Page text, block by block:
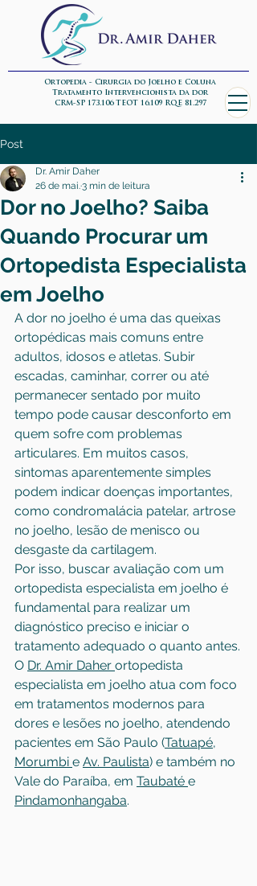
Ortopedia - Cirurgia do Joelho e Coluna
Tratamento Intervencionista da dor
CRM-SP 173.106 TEOT 16.109 RQE 81.297
Post
Dor no Joelho? Saiba
Quando Procurar um
Ortopedista Especialista
em Joelho
Dr. Amir Daher
26 de mai.3 min de leitura
A dor no joelho é uma das queixas
ortopédicas mais comuns entre
adultos, idosos e atletas. Subir
escadas, caminhar, correr ou até
permanecer sentado por muito
tempo pode causar desconforto em
quem sofre com problemas
articulares. Em muitos casos,
sintomas aparentemente simples
podem indicar doenças importantes,
como condromalácia patelar, artrose
no joelho, lesão de menisco ou
desgaste da cartilagem.
Por isso, buscar avaliação com um
ortopedista especialista em joelho é
fundamental para realizar um
diagnóstico preciso e iniciar o
tratamento adequado o quanto antes.
O Dr. Amir Daher ortopedista
especialista em joelho atua com foco
em tratamentos modernos para
dores e lesões no joelho, atendendo
pacientes em São Paulo (Tatuapé,
Morumbi e Av. Paulista) e também no
Vale do Paraíba, em Taubaté e
Pindamonhangaba.